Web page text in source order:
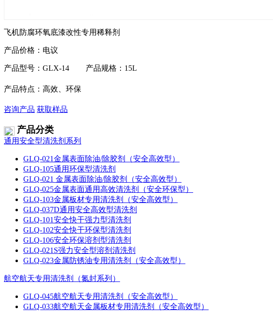
飞机防腐环氧底漆改性专用稀释剂
产品价格：电议
产品型号：GLX-14 产品规格：15L
产品特点：高效、环保
咨询产品 获取样品
产品分类
通用安全型清洗剂系列
GLQ-021金属表面除油/除胶剂（安全高效型）
GLQ-105通用环保型清洗剂
GLQ-021 金属表面除油/除胶剂（安全高效型）
GLQ-025金属表面通用高效清洗剂（安全环保型）
GLQ-103金属板材专用清洗剂（安全高效型）
GLQ-037D通用安全高效型清洗剂
GLQ-101安全快干强力型清洗剂
GLQ-102安全快干环保型清洗剂
GLQ-106安全环保溶剂型清洗剂
GLQ-021S强力安全型溶剂清洗剂
GLQ-023金属防锈油专用清洗剂（安全高效型）
航空航天专用清洗剂（氮封系列）
GLQ-045航空航天专用清洗剂（安全高效型）
GLQ-033航空航天金属板材专用清洗剂（安全高效型）